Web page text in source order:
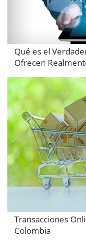
Qué es el
Ofrecen
Transacciones
Colombia